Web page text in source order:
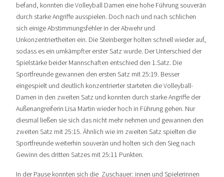
befand, konnten die Volleyball Damen eine hohe Führung souverän
durch starke Angriffe ausspielen. Doch nach und nach schlichen
sich einige Abstimmungsfehler in der Abwehr und
Unkonzentriertheiten ein. Die Steinberger holten schnell wieder auf,
sodass es ein umkämpfter erster Satz wurde. Der Unterschied der
Spielstärke beider Mannschaften entschied den 1.Satz. Die
Sportfreunde gewannen den ersten Satz mit 25:19. Besser
eingespielt und deutlich konzentrierter starteten die Volleyball-
Damen in den zweiten Satz und konnten durch starke Angriffe der
Außenangreiferin Lisa Martin wieder hoch in Führung gehen. Nur
diesmal ließen sie sich das nicht mehr nehmen und gewannen den
zweiten Satz mit 25:15. Ähnlich wie im zweiten Satz spielten die
Sportfreunde weiterhin souverän und holten sich den Sieg nach
Gewinn des dritten Satzes mit 25:11 Punkten.
In der Pause konnten sich die Zuschauer: innen und Spielerinnen